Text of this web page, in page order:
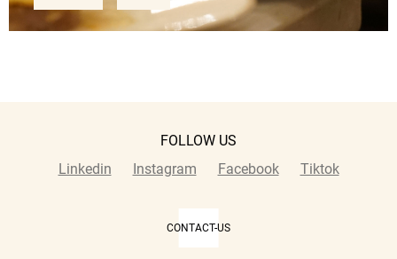
FOLLOW US
Linkedin
Instagram Facebook Tiktok
CONTACT-US